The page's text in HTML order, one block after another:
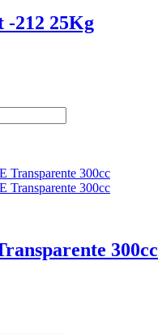
-212 25Kg
300cc